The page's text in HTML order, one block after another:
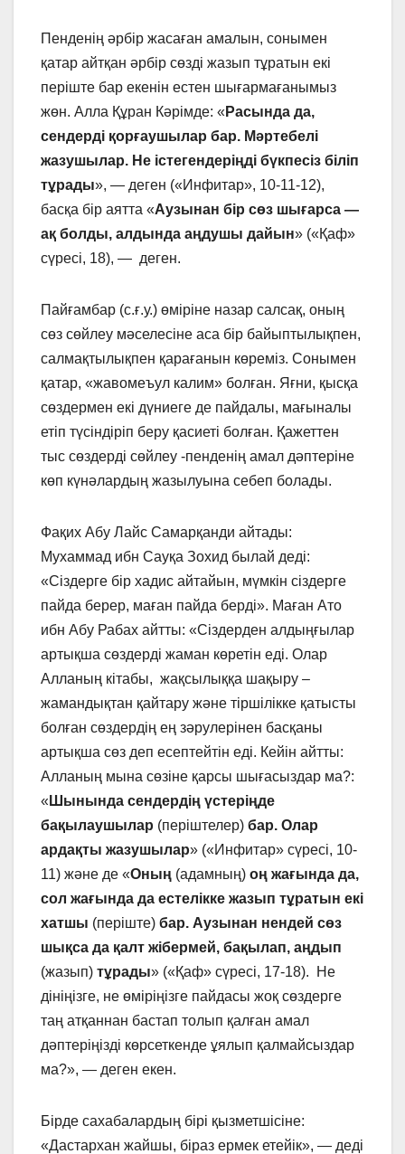
Пенденің әрбір жасаған амалын, сонымен
қатар айтқан әрбір сөзді жазып тұратын екі
періште бар екенін естен шығармағанымыз
жөн. Алла Құран Кәрімде: « Расында да,
сендерді қорғаушылар бар. Мәртебелі
жазушылар. Не істегендеріңді бүкпесіз біліп
тұрады», — деген («Инфитар», 10-11-12),
басқа бір аятта «Аузынан бір сөз шығарса —
ақ болды, алдында аңдушы дайын» («Қаф»
сүресі, 18), — деген.
Пайғамбар (с.ғ.у.) өміріне назар салсақ, оның
сөз сөйлеу мәселесіне аса бір байыптылықпен,
салмақтылықпен қарағанын көреміз. Сонымен
қатар, «жавомеъул калим» болған. Яғни, қысқа
сөздермен екі дүниеге де пайдалы, мағыналы
етіп түсіндіріп беру қасиеті болған. Қажеттен
тыс сөздерді сөйлеу -пенденің амал дәптеріне
көп күнәлардың жазылуына себеп болады.
Фақих Абу Лайс Самарқанди айтады:
Мухаммад ибн Сауқа Зохид былай деді:
«Сіздерге бір хадис айтайын, мүмкін сіздерге
пайда берер, маған пайда берді». Маған Ато
ибн Абу Рабах айтты: «Сіздерден алдыңғылар
артықша сөздерді жаман көретін еді. Олар
Алланың кітабы, жақсылыққа шақыру –
жамандықтан қайтару және тіршілікке қатысты
болған сөздердің ең зәрулерінен басқаны
артықша сөз деп есептейтін еді. Кейін айтты:
Алланың мына сөзіне қарсы шығасыздар ма?:
« Шынында сендердің үстеріңде
бақылаушылар (періштелер) бар. Олар
ардақты жазушылар» («Инфитар» сүресі, 10-
11) және де «Оның (адамның) оң жағында да,
сол жағында да естелікке жазып тұратын екі
хатшы (періште) бар. Аузынан нендей сөз
шықса да қалт жібермей, бақылап, аңдып
(жазып) тұрады» («Қаф» сүресі, 17-18). Не
дініңізге, не өміріңізге пайдасы жоқ сөздерге
таң атқаннан бастап толып қалған амал
дәптеріңізді көрсеткенде ұялып қалмайсыздар
ма?», — деген екен.
Бірде сахабалардың бірі қызметшісіне:
«Дастархан жайшы, біраз ермек етейік», — деді